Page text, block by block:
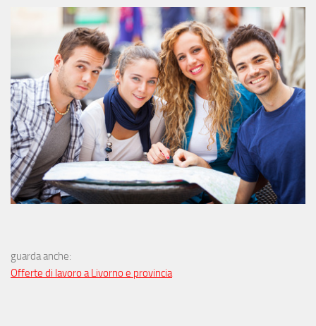
guarda anche:
Offerte di lavoro a Livorno e provincia